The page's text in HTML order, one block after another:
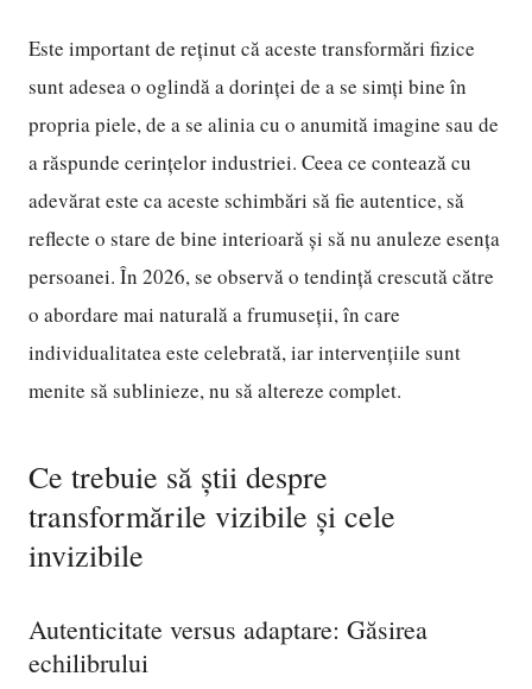
Este important de reținut că aceste transformări fizice
sunt adesea o oglindă a dorinței de a se simți bine în
propria piele, de a se alinia cu o anumită imagine sau de
a răspunde cerințelor industriei. Ceea ce contează cu
adevărat este ca aceste schimbări să fie autentice, să
reflecte o stare de bine interioară și să nu anuleze esența
persoanei. În 2026, se observă o tendință crescută către
o abordare mai naturală a frumuseții, în care
individualitatea este celebrată, iar intervențiile sunt
menite să sublinieze, nu să altereze complet.
Ce trebuie să știi despre
transformările vizibile și cele
invizibile
Autenticitate versus adaptare: Găsirea
echilibrului